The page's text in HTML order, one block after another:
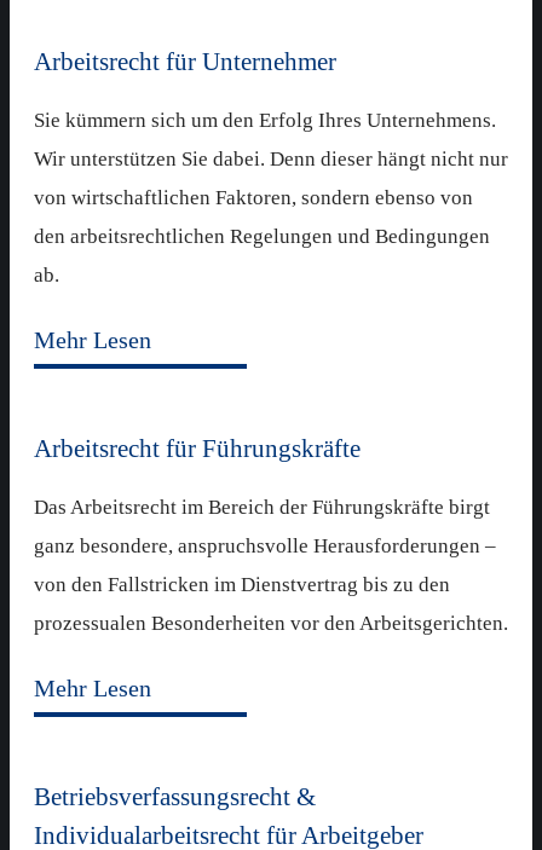
Arbeitsrecht für Unternehmer
Sie kümmern sich um den Erfolg Ihres Unternehmens.
Wir unterstützen Sie dabei. Denn dieser hängt nicht nur
von wirtschaftlichen Faktoren, sondern ebenso von
den arbeitsrechtlichen Regelungen und Bedingungen
ab.
Mehr Lesen
Arbeitsrecht für Führungskräfte
Das Arbeitsrecht im Bereich der Führungskräfte birgt
ganz besondere, anspruchsvolle Herausforderungen –
von den Fallstricken im Dienstvertrag bis zu den
prozessualen Besonderheiten vor den Arbeitsgerichten.
Mehr Lesen
Betriebsverfassungsrecht &
Individualarbeitsrecht für Arbeitgeber